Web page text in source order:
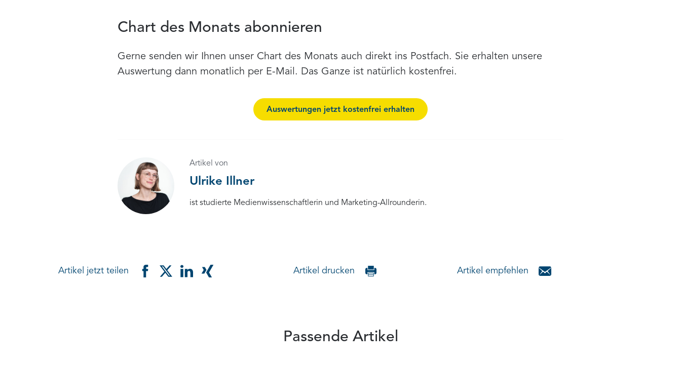
Chart des Monats abonnieren
Gerne senden wir Ihnen unser Chart des Monats auch direkt ins Postfach. Sie erhalten unsere
Auswertung dann monatlich per E-Mail. Das Ganze ist natürlich kostenfrei.
Auswertungen jetzt kostenfrei erhalten
Artikel von
Ulrike Illner
ist studierte Medienwissenschaftlerin und Marketing-Allrounderin.
Artikel jetzt teilen Artikel drucken Artikel empfehlen
Passende Artikel